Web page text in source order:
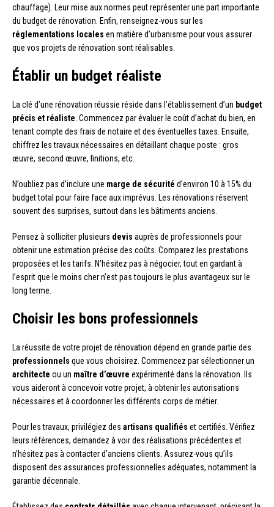
chauffage). Leur mise aux normes peut représenter une part importante
du budget de rénovation. Enfin, renseignez-vous sur les
réglementations locales en matière d’urbanisme pour vous assurer
que vos projets de rénovation sont réalisables.
Établir un budget réaliste
La clé d’une rénovation réussie réside dans l’établissement d’un budget
précis et réaliste. Commencez par évaluer le coût d’achat du bien, en
tenant compte des frais de notaire et des éventuelles taxes. Ensuite,
chiffrez les travaux nécessaires en détaillant chaque poste : gros
œuvre, second œuvre, finitions, etc.
N’oubliez pas d’inclure une marge de sécurité d’environ 10 à 15% du
budget total pour faire face aux imprévus. Les rénovations réservent
souvent des surprises, surtout dans les bâtiments anciens.
Pensez à solliciter plusieurs devis auprès de professionnels pour
obtenir une estimation précise des coûts. Comparez les prestations
proposées et les tarifs. N’hésitez pas à négocier, tout en gardant à
l’esprit que le moins cher n’est pas toujours le plus avantageux sur le
long terme.
Choisir les bons professionnels
La réussite de votre projet de rénovation dépend en grande partie des
professionnels que vous choisirez. Commencez par sélectionner un
architecte ou un maître d’œuvre expérimenté dans la rénovation. Ils
vous aideront à concevoir votre projet, à obtenir les autorisations
nécessaires et à coordonner les différents corps de métier.
Pour les travaux, privilégiez des artisans qualifiés et certifiés. Vérifiez
leurs références, demandez à voir des réalisations précédentes et
n’hésitez pas à contacter d’anciens clients. Assurez-vous qu’ils
disposent des assurances professionnelles adéquates, notamment la
garantie décennale.